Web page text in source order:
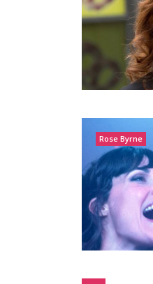
Rose Byrne